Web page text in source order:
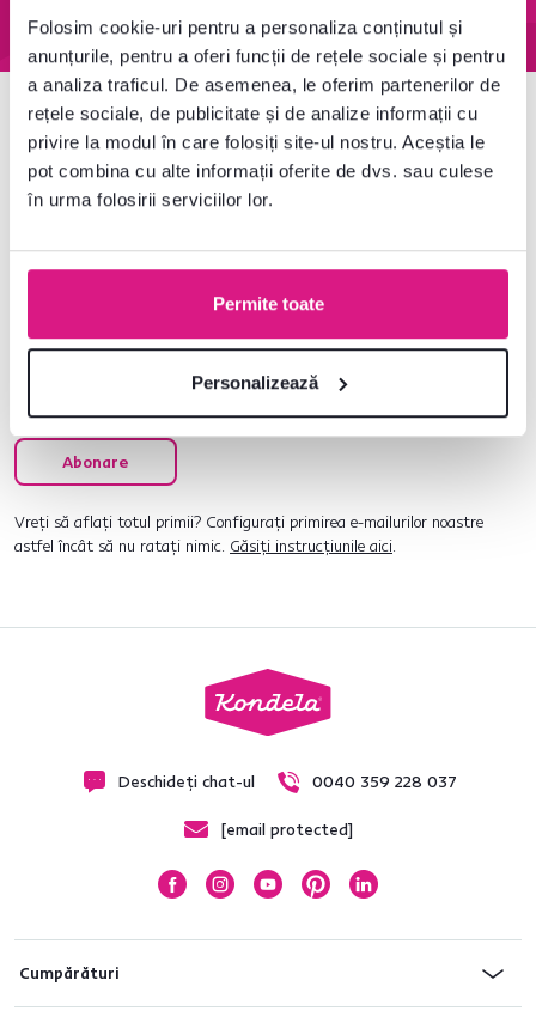
Folosim cookie-uri pentru a personaliza conținutul și
anunțurile, pentru a oferi funcții de rețele sociale și pentru
a analiza traficul. De asemenea, le oferim partenerilor de
rețele sociale, de publicitate și de analize informații cu
privire la modul în care folosiți site-ul nostru. Aceștia le
pot combina cu alte informații oferite de dvs. sau culese
în urma folosirii serviciilor lor.
Permite toate
Personalizează
Aflați mai multe
Newsletter
Abonați-vă și obțineți o reducere de bun venit de
Sunt de acord să-mi trimiteți un buletin
informativ regulat la adresa specificată. *
Abonare
Vreți să aflați totul primii? Configurați primirea e-mailurilor noastre
astfel încât să nu ratați nimic. Găsiți instrucțiunile aici.
Deschideți chat-ul 0040 359 228 037
[email protected]
Cumpărături